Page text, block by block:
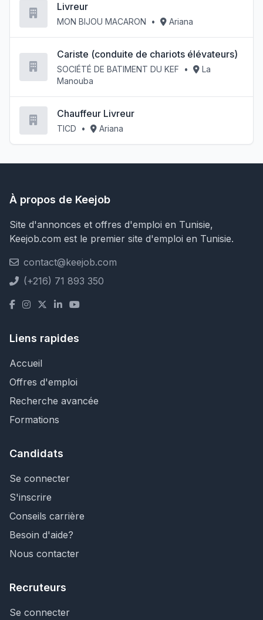
Livreur
MON BIJOU MACARON • Ariana
Cariste (conduite de chariots élévateurs)
SOCIÉTÉ DE BATIMENT DU KEF •
La
Manouba
Chauffeur Livreur
TICD • Ariana
À propos de Keejob
Site d'annonces et offres d'emploi en Tunisie,
Keejob.com est le premier site d'emploi en Tunisie.
contact@keejob.com
(+216) 71 893 350
Liens rapides
Accueil
Offres d'emploi
Recherche avancée
Formations
Candidats
Se connecter
S'inscrire
Conseils carrière
Besoin d'aide?
Nous contacter
Recruteurs
Se connecter